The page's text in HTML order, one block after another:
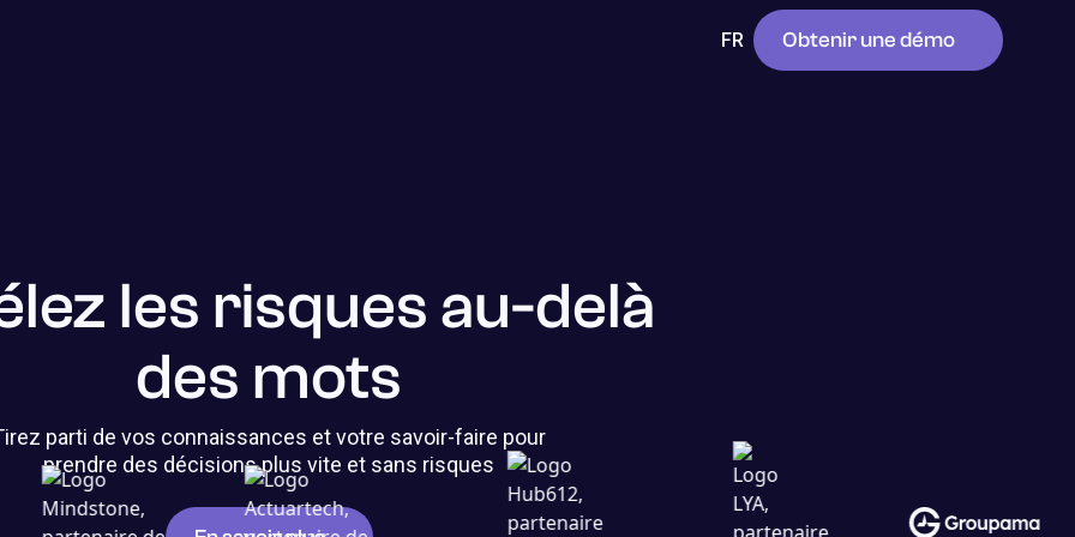
FR Obtenir une démo
les risques au-delà
des mots
parti de vos connaissances et votre savoir-faire pour
prendre des décisions plus vite et sans risques